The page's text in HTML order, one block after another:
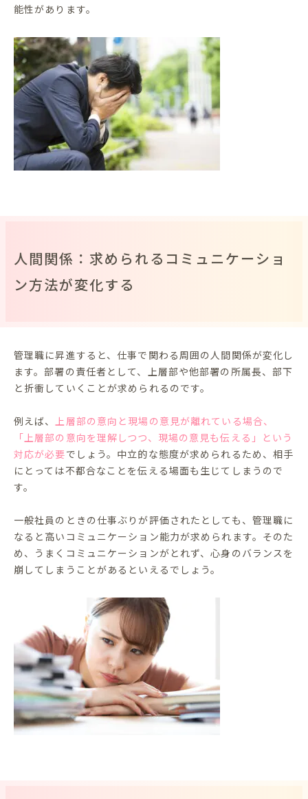
能性があります。
人間関係：求められるコミュニケーショ
ン方法が変化する
管理職に昇進すると、仕事で関わる周囲の人間関係が変化し
ます。部署の責任者として、上層部や他部署の所属長、部下
と折衝していくことが求められるのです。
例えば、上層部の意向と現場の意見が離れている場合、
「上層部の意向を理解しつつ、現場の意見も伝える」という
対応が必要でしょう。中立的な態度が求められるため、相手
にとっては不都合なことを伝える場面も生じてしまうので
す。
一般社員のときの仕事ぶりが評価されたとしても、管理職に
なると高いコミュニケーション能力が求められます。そのた
め、うまくコミュニケーションがとれず、心身のバランスを
崩してしまうことがあるといえるでしょう。